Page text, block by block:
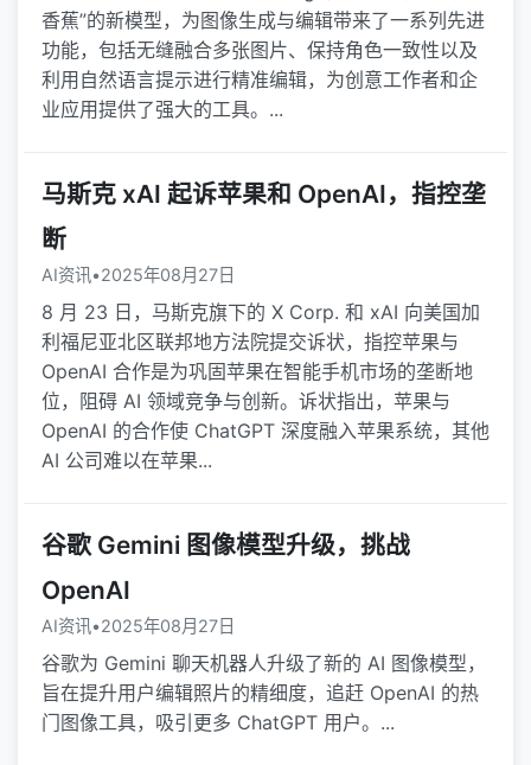
香蕉”的新模型，为图像生成与编辑带来了一系列先进
功能，包括无缝融合多张图片、保持角色一致性以及
利用自然语言提示进行精准编辑，为创意工作者和企
业应用提供了强大的工具。...
马斯克 xAI 起诉苹果和 OpenAI，指控垄
断
AI资讯•2025年08月27日
8 月 23 日，马斯克旗下的 X Corp. 和 xAI 向美国加
利福尼亚北区联邦地方法院提交诉状，指控苹果与
OpenAI 合作是为巩固苹果在智能手机市场的垄断地
位，阻碍 AI 领域竞争与创新。诉状指出，苹果与
OpenAI 的合作使 ChatGPT 深度融入苹果系统，其他
AI 公司难以在苹果...
谷歌 Gemini 图像模型升级，挑战
OpenAI
AI资讯•2025年08月27日
谷歌为 Gemini 聊天机器人升级了新的 AI 图像模型，
旨在提升用户编辑照片的精细度，追赶 OpenAI 的热
门图像工具，吸引更多 ChatGPT 用户。...